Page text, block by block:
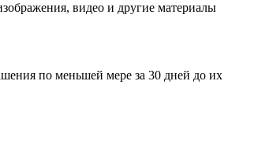
видео и другие материалы
по меньшей мере за 30 дней до их